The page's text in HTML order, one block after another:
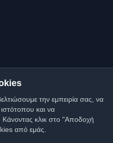
την εμπειρία σας, να
και να
Κάνοντας κλικ στο "Αποδοχή
από εμάς.